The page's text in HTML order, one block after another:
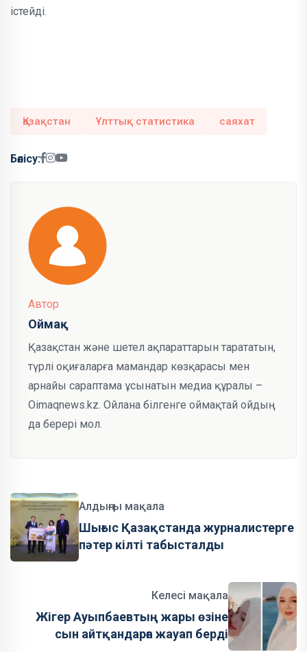
істейді.
Қазақстан Ұлттық статистика саяхат
Бөлісу:
Автор
Оймақ
Қазақстан және шетел ақпараттарын тарататын,
түрлі оқиғаларға мамандар көзқарасы мен
арнайы сараптама ұсынатын медиа құралы –
Oimaqnews.kz. Ойлана білгенге оймақтай ойдың
да берері мол.
Алдыңғы мақала
Шығыс Қазақстанда журналистерге
пәтер кілті табысталды
Келесі мақала
Жігер Ауыпбаевтың жары өзіне
сын айтқандарға жауап берді